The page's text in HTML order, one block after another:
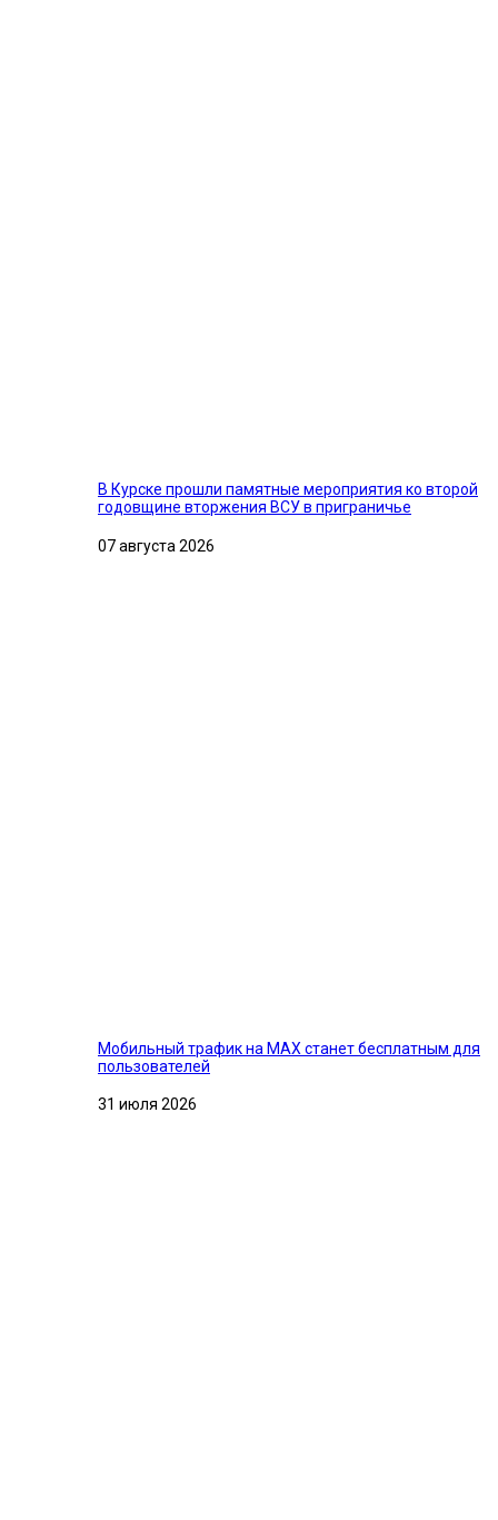
В Курске прошли памятные мероприятия ко второй
годовщине вторжения ВСУ в приграничье
07 августа 2026
Мобильный трафик на MAX станет бесплатным для
пользователей
31 июля 2026